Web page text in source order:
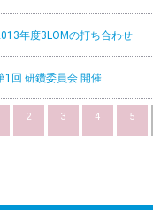
年度3LOMの打ち合わせ
1回 研鑽委員会 開催
2 3 4 5